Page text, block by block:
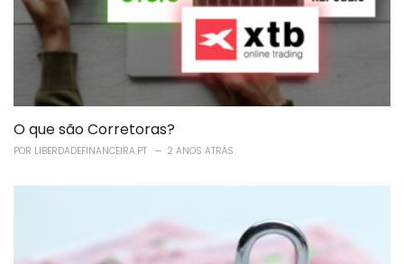
O que são Corretoras?
POR LIBERDADEFINANCEIRA.PT 2 ANOS ATRÁS